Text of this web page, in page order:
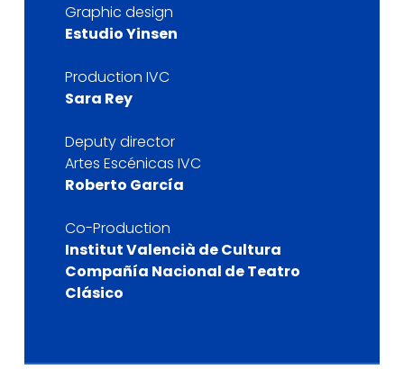
Graphic design
Estudio Yinsen
Production IVC
Sara Rey
Deputy director
Artes Escénicas IVC
Roberto García
Co-Production
Institut Valencià de Cultura
Compañía Nacional de Teatro
Clásico